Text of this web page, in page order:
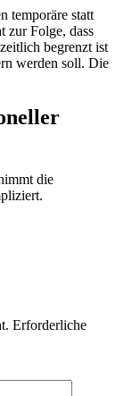
temporäre statt
zur Folge, dass
begrenzt ist
werden soll. Die
die
Erforderliche